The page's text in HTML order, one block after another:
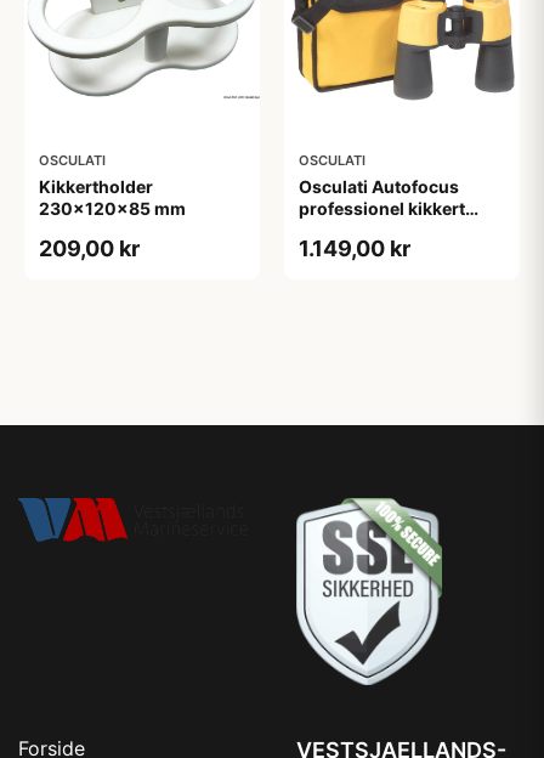
OSCULATI
Kikkertholder
230x120x85 mm
209,00 kr
OSCULATI
Osculati Autofocus
professionel kikkert
1.149,00 kr
Forside VESTSJAELLANDS-